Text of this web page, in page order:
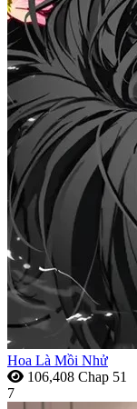
Hoa Là Mồi Nhử
106,408 Chap 51
7